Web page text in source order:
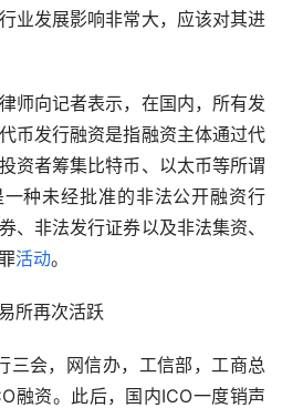
业发展影响非常大，应该对其进
向记者表示，在国内，所有发
币发行融资是指融资主体通过代
资者筹集比特币、以太币等所谓
种未经批准的非法公开融资行
、非法发行证券以及非法集资、
活动。
所再次活跃
会，网信办，工信部，工商总
融资。此后，国内ICO一度销声